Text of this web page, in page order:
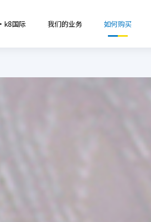
国际 我们的业务 如何购买